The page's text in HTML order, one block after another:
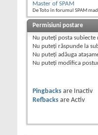
Master of SPAM
De Toto în forumul SPAM
Permisiuni postare
Nu puteţi posta subiecte
Nu puteţi răspunde la
Nu puteţi adăuga
Nu puteţi modifica
Pingbacks are
Inactiv
Refbacks are Activ